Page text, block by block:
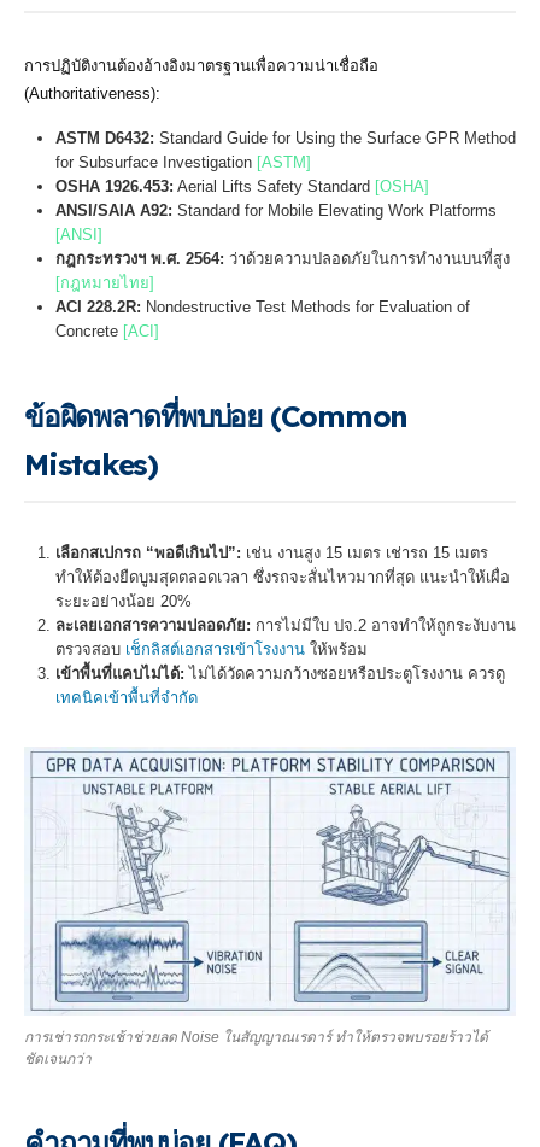
การปฏิบัติงานต้องอ้างอิงมาตรฐานเพื่อความน่าเชื่อถือ
(Authoritativeness):
ASTM D6432: Standard Guide for Using the Surface GPR Method
for Subsurface Investigation [ASTM]
OSHA 1926.453: Aerial Lifts Safety Standard [OSHA]
ANSI/SAIA A92: Standard for Mobile Elevating Work Platforms
[ANSI]
กฎกระทรวงฯ พ.ศ. 2564: ว่าด้วยความปลอดภัยในการทำงานบนที่สูง
[กฎหมายไทย]
ACI 228.2R: Nondestructive Test Methods for Evaluation of
Concrete [ACI]
ข้อผิดพลาดที่พบบ่อย (Common
Mistakes)
เลือกสเปกรถ “พอดีเกินไป”: เช่น งานสูง 15 เมตร เช่ารถ 15 เมตร
ทำให้ต้องยืดบูมสุดตลอดเวลา ซึ่งรถจะสั่นไหวมากที่สุด แนะนำให้เผื่อ
ระยะอย่างน้อย 20%
ละเลยเอกสารความปลอดภัย: การไม่มีใบ ปจ.2 อาจทำให้ถูกระงับงาน
ตรวจสอบ เช็กลิสต์เอกสารเข้าโรงงาน ให้พร้อม
เข้าพื้นที่แคบไม่ได้: ไม่ได้วัดความกว้างซอยหรือประตูโรงงาน ควรดู
เทคนิคเข้าพื้นที่จำกัด
การเช่ารถกระเช้าช่วยลด Noise ในสัญญาณเรดาร์ ทำให้ตรวจพบรอยร้าวได้
ชัดเจนกว่า